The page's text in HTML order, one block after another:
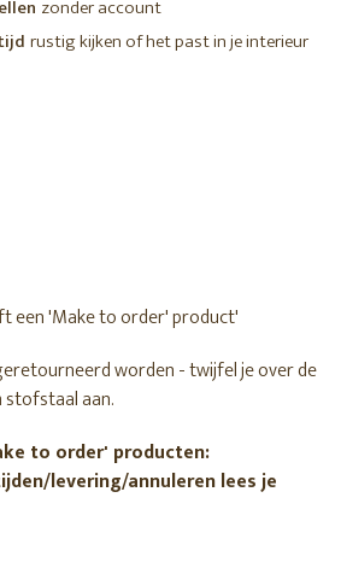
zonder account
rustig kijken of het past in je interieur
een 'Make to order' product'
worden - twijfel je over de
stofstaal aan.
to order' producten:
levering/annuleren lees je